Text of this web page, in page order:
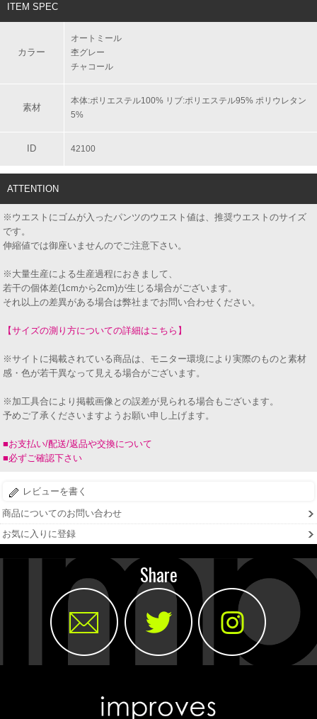
ITEM SPEC
カラー
オートミール
杢グレー
チャコール
素材
本体:ポリエステル100% リブ:ポリエステル95% ポリウレタン
5%
ID 42100
ATTENTION
※ウエストにゴムが入ったパンツのウエスト値は、推奨ウエストのサイズ
です。
伸縮値では御座いませんのでご注意下さい。
※大量生産による生産過程におきまして、
若干の個体差(1cmから2cm)が生じる場合がございます。
それ以上の差異がある場合は弊社までお問い合わせください。
【サイズの測り方についての詳細はこちら】
※サイトに掲載されている商品は、モニター環境により実際のものと素材
感・色が若干異なって見える場合がございます。
※加工具合により掲載画像との誤差が見られる場合もございます。
予めご了承くださいますようお願い申し上げます。
■お支払い/配送/返品や交換について
■必ずご確認下さい
レビューを書く
商品についてのお問い合わせ
お気に入りに登録
Share